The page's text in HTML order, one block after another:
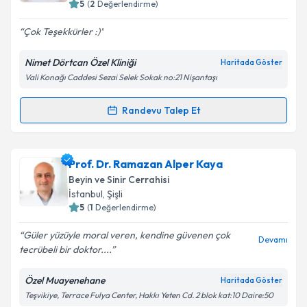
Kişisel verilerimin işlenmesine ilişkin
Metni'ni okudum ve kişisel verilerimin belirtilen
kapsamda işlenmesini kabul ediyorum.
5 (2 Değerlendirme)
Çok Teşekkürler :)
Nimet Dörtcan Özel Kliniği Haritada Göster
Vali Konağı Caddesi Sezai Selek Sokak no:21 Nişantaşı
Randevu Talep Et
Randevu Takvimi Talebi
Doç. Dr. Nimet Dörtcaniçin randevu takvimi talebi
oluşturun. Size bu uzmandan randevu almanız için bir
takvim hazırlandığında e-posta ile bilgilendireceğiz.
Kişisel verilerimin işlenmesine ilişkin
Aydınlatma
Metni'ni okudum ve kişisel verilerimin belirtilen
Prof. Dr. Ramazan Alper Kaya
Beyin ve Sinir Cerrahisi
İstanbul, Şişli
5 (1 Değerlendirme)
Güler yüzüyle moral veren, kendine güvenen çok
tecrübeli bir doktor....
Devamı
Özel Muayenehane Haritada Göster
Teşvikiye, Terrace Fulya Center, Hakkı Yeten Cd. 2 blok kat:10 Daire:50